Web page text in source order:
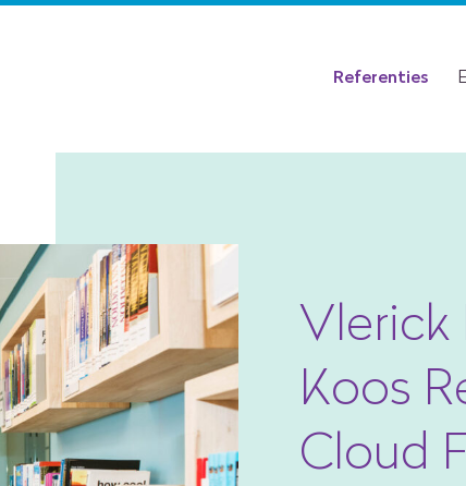
Referenties
Vlerick
Koos
Cloud